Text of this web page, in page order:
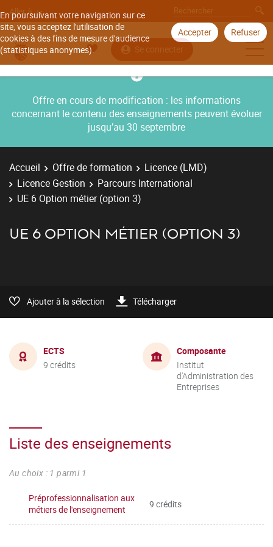
En poursuivant votre navigation sur ce
site, vous acceptez l'utilisation de
cookies à des fins de mesure d'audience
(statistiques anonymes).
Accepter Refuser
Aller à
Se connecter
Offre en cours de modification : les informations
concernant le contenu des enseignements peuvent évoluer
jusqu’au 30 septembre
Accueil Offre de formation
Licence (LMD)
Licence Gestion
Parcours International
UE 6 Option métier (option 3)
UE 6 OPTION MÉTIER (OPTION 3)
Ajouter à la sélection Télécharger
ECTS
9 crédits
Composante
Institut
d'Administration des
Entreprises
Liste des enseignements
Au choix : 1 parmi 1
Préprofessionnalisation aux
métiers de l'enseignement
9 crédits